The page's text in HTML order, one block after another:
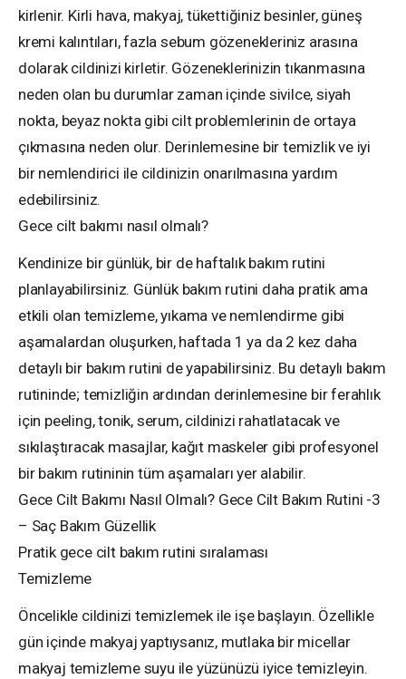
kirlenir. Kirli hava, makyaj, tükettiğiniz besinler, güneş
kremi kalıntıları, fazla sebum gözenekleriniz arasına
dolarak cildinizi kirletir. Gözeneklerinizin tıkanmasına
neden olan bu durumlar zaman içinde sivilce, siyah
nokta, beyaz nokta gibi cilt problemlerinin de ortaya
çıkmasına neden olur. Derinlemesine bir temizlik ve iyi
bir nemlendirici ile cildinizin onarılmasına yardım
edebilirsiniz.
Gece cilt bakımı nasıl olmalı?
Kendinize bir günlük, bir de haftalık bakım rutini
planlayabilirsiniz. Günlük bakım rutini daha pratik ama
etkili olan temizleme, yıkama ve nemlendirme gibi
aşamalardan oluşurken, haftada 1 ya da 2 kez daha
detaylı bir bakım rutini de yapabilirsiniz. Bu detaylı bakım
rutininde; temizliğin ardından derinlemesine bir ferahlık
için peeling, tonik, serum, cildinizi rahatlatacak ve
sıkılaştıracak masajlar, kağıt maskeler gibi profesyonel
bir bakım rutininin tüm aşamaları yer alabilir.
Gece Cilt Bakımı Nasıl Olmalı? Gece Cilt Bakım Rutini -3
– Saç Bakım Güzellik
Pratik gece cilt bakım rutini sıralaması
Temizleme
Öncelikle cildinizi temizlemek ile işe başlayın. Özellikle
gün içinde makyaj yaptıysanız, mutlaka bir micellar
makyaj temizleme suyu ile yüzünüzü iyice temizleyin.